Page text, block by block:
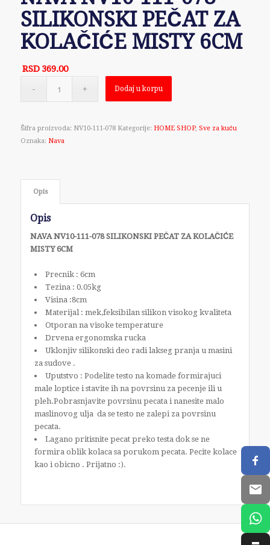
SILIKONSKI PEČAT ZA
KOLAČIĆE MISTY 6CM
RSD 369.00
Dodaj u korpu
Šifra proizvoda: NV10-111-078 Kategorije: HOME SHOP, Sve za kuću
Oznaka: Nava
Opis
Opis
NAVA NV10-111-078 SILIKONSKI PEČAT ZA KOLAČIĆE
MISTY 6CM
Precnik : 6cm
Tezina : 0.05kg
Visina :8cm
Materijal : mek,feksibilan silikon visokog kvaliteta
Otporan na visoke temperature
Drvena ergonomska rucka
Uklonjiv silikonski deo radi lakseg pranja u masini
za sudove .
Uputstvo : Podelite testo na komade formirajuci
male loptice i stavite ih na povrsinu za pecenje ili u
pleh.Pobrasnjavite povrsinu pecata i nanesite malo
maslinovog ulja da se testo ne zalepi za povrsinu
pecata.
Lagano pritisnite pecat preko testa dok se ne
formira oblik kolaca sa porukom pecata. Pecite kolace
kao i obicno . Prijatno :).